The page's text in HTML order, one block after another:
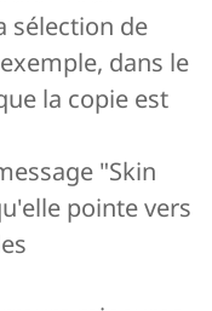
sélection de
dans le
la copie est
"Skin
pointe vers